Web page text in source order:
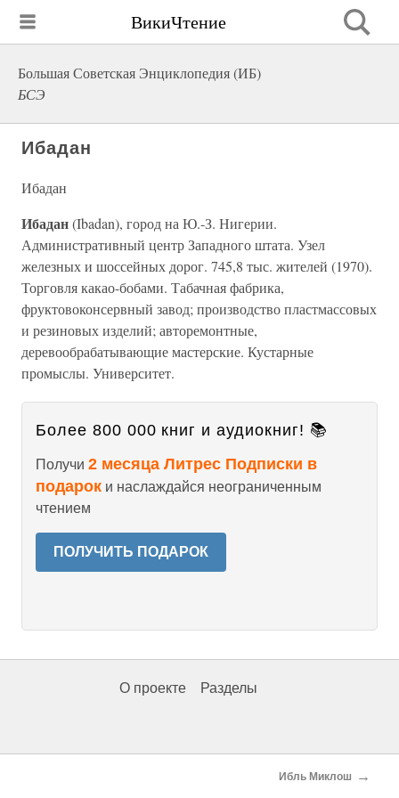
ВикиЧтение
Большая Советская Энциклопедия (ИБ)
БСЭ
Ибадан
Ибадан
Ибадан(Ibadan), город на Ю.-З. Нигерии.
Административный центр Западного штата. Узел
железных и шоссейных дорог. 745,8 тыс. жителей (1970).
Торговля какао-бобами. Табачная фабрика,
фруктовоконсервный завод; производство пластмассовых
и резиновых изделий; авторемонтные,
деревообрабатывающие мастерские. Кустарные
промыслы. Университет.
Более 800 000 книг и аудиокниг! 📚
Получи 2 месяца Литрес Подписки в
подарок и наслаждайся неограниченным
чтением
ПОЛУЧИТЬ ПОДАРОК
О проекте Разделы
Ибль Миклош →